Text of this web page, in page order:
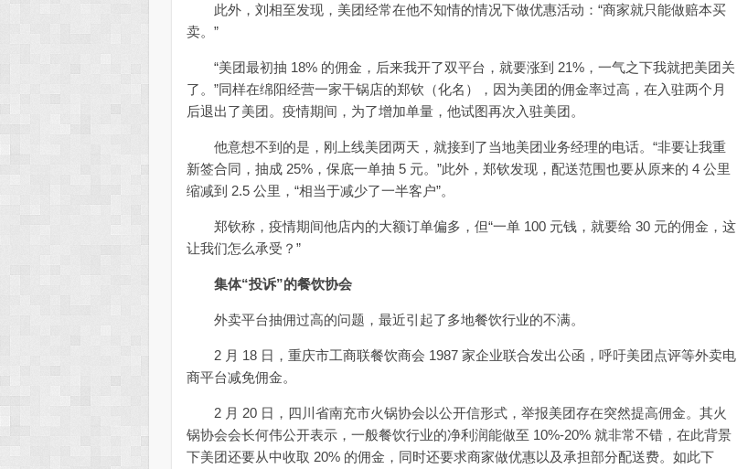
此外，刘相至发现，美团经常在他不知情的情况下做优惠活动：“商家就只能做赔本买
卖。”
“美团最初抽 18% 的佣金，后来我开了双平台，就要涨到 21%，一气之下我就把美团关
了。”同样在绵阳经营一家干锅店的郑钦（化名），因为美团的佣金率过高，在入驻两个月
后退出了美团。疫情期间，为了增加单量，他试图再次入驻美团。
他意想不到的是，刚上线美团两天，就接到了当地美团业务经理的电话。“非要让我重
新签合同，抽成 25%，保底一单抽 5 元。”此外，郑钦发现，配送范围也要从原来的 4 公里
缩减到 2.5 公里，“相当于减少了一半客户”。
郑钦称，疫情期间他店内的大额订单偏多，但“一单 100 元钱，就要给 30 元的佣金，这
让我们怎么承受？”
集体“投诉”的餐饮协会
外卖平台抽佣过高的问题，最近引起了多地餐饮行业的不满。
2 月 18 日，重庆市工商联餐饮商会 1987 家企业联合发出公函，呼吁美团点评等外卖电
商平台减免佣金。
2 月 20 日，四川省南充市火锅协会以公开信形式，举报美团存在突然提高佣金。其火
锅协会会长何伟公开表示，一般餐饮行业的净利润能做至 10%-20% 就非常不错，在此背景
下美团还要从中收取 20% 的佣金，同时还要求商家做优惠以及承担部分配送费。如此下